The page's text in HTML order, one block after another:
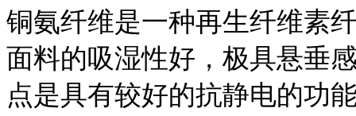
铜氨纤维是一种再生纤维素
面料的吸湿性好，极具悬垂
点是具有较好的抗静电的功